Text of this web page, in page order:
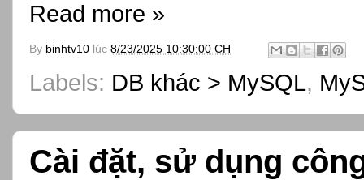
Read more »
By binhtv10 lúc 8/23/2025 10:30:00 CH
Labels: DB khác > MySQL,
Cài đặt, sử dụng